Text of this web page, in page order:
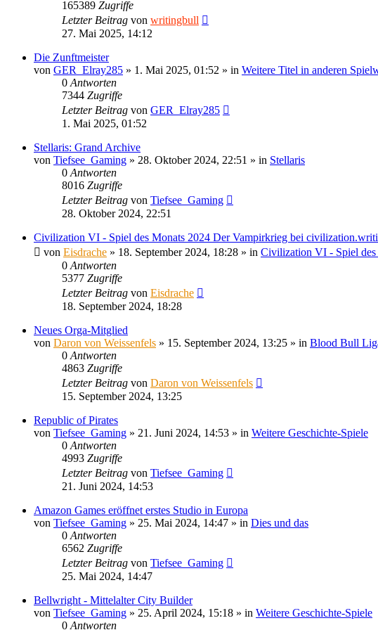
165389 Zugriffe
Letzter Beitrag von writingbull
27. Mai 2025, 14:12
Die Zunftmeister
von GER_Elray285 » 1. Mai 2025, 01:52 » in Weitere Titel in anderen
0 Antworten
7344 Zugriffe
Letzter Beitrag von GER_Elray285
1. Mai 2025, 01:52
Stellaris: Grand Archive
von Tiefsee_Gaming » 28. Oktober 2024, 22:51 » in Stellaris
0 Antworten
8016 Zugriffe
Letzter Beitrag von Tiefsee_Gaming
28. Oktober 2024, 22:51
Civilization VI - Spiel des Monats 2024 Der Vampirkrieg bei
von Eisdrache » 18. September 2024, 18:28 » in Civilization VI - Spiel des
0 Antworten
5377 Zugriffe
Letzter Beitrag von Eisdrache
18. September 2024, 18:28
Neues Orga-Mitglied
von Daron von Weissenfels » 15. September 2024, 13:25 » in Blood Bull
0 Antworten
4863 Zugriffe
Letzter Beitrag von Daron von Weissenfels
15. September 2024, 13:25
Republic of Pirates
von Tiefsee_Gaming » 21. Juni 2024, 14:53 » in Weitere Geschichte-Spiele
0 Antworten
4993 Zugriffe
Letzter Beitrag von Tiefsee_Gaming
21. Juni 2024, 14:53
Amazon Games eröffnet erstes Studio in Europa
von Tiefsee_Gaming » 25. Mai 2024, 14:47 » in Dies und das
0 Antworten
6562 Zugriffe
Letzter Beitrag von Tiefsee_Gaming
25. Mai 2024, 14:47
Bellwright - Mittelalter City Builder
von Tiefsee_Gaming » 25. April 2024, 15:18 » in Weitere Geschichte-Spiele
0 Antworten